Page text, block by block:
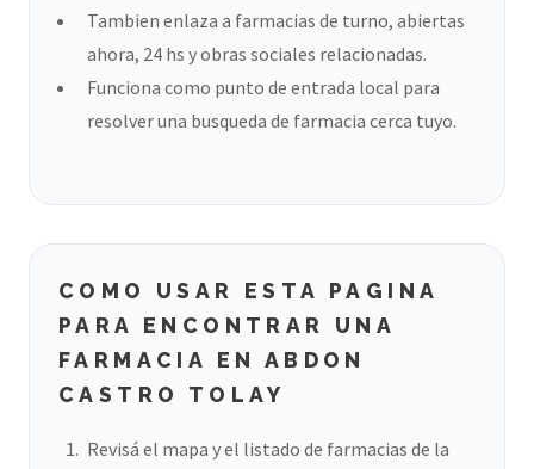
Tambien enlaza a farmacias de turno, abiertas
ahora, 24 hs y obras sociales relacionadas.
Funciona como punto de entrada local para
resolver una busqueda de farmacia cerca tuyo.
COMO USAR ESTA PAGINA
PARA ENCONTRAR UNA
FARMACIA EN ABDON
CASTRO TOLAY
Revisá el mapa y el listado de farmacias de la